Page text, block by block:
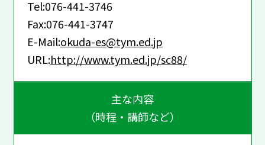
Tel:076-441-3746
Fax:076-441-3747
E-Mail:okuda-es@tym.ed.jp
URL:http://www.tym.ed.jp/sc88/
主な内容
（時程・講師など）